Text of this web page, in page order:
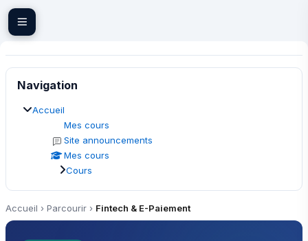
Blocs
Passer Navigation
Navigation
Accueil
Mes cours
Site announcements
Mes cours
Cours
Accueil › Parcourir › Fintech & E-Paiement